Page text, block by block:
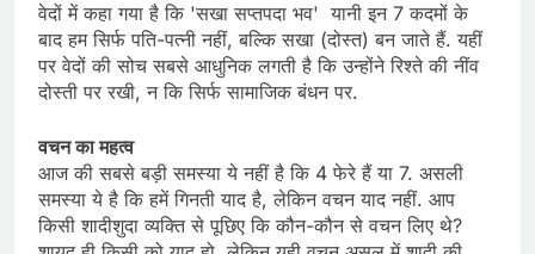
वेदों में कहा गया है कि 'सखा सप्तपदा भव' यानी इन 7 कदमों के
बाद हम सिर्फ पति-पत्नी नहीं, बल्कि सखा (दोस्त) बन जाते हैं. यहीं
पर वेदों की सोच सबसे आधुनिक लगती है कि उन्होंने रिश्ते की नींव
दोस्ती पर रखी, न कि सिर्फ सामाजिक बंधन पर.
वचन का महत्व
आज की सबसे बड़ी समस्या ये नहीं है कि 4 फेरे हैं या 7. असली
समस्या ये है कि हमें गिनती याद है, लेकिन वचन याद नहीं. आप
किसी शादीशुदा व्यक्ति से पूछिए कि कौन-कौन से वचन लिए थे?